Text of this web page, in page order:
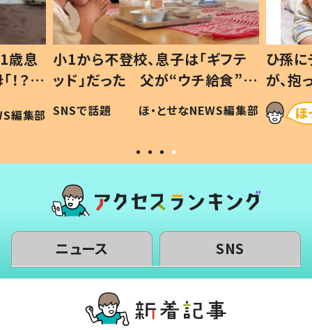
歳息
？」
編集部
小1から不登校、息子は「ギフテ
ッド」だった 父が“ウチ給食”を
作り続ける理由とは #令和の親
#令和の子
SNSで話題 ほ・とせなNEWS編集部
ひ孫
が、
「涙が
い」
ニュース SNS